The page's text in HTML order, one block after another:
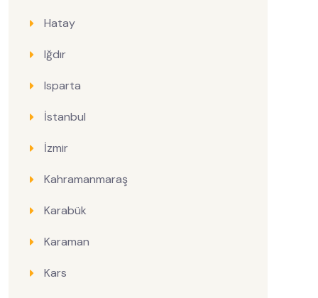
Hatay
Iğdır
Isparta
İstanbul
İzmir
Kahramanmaraş
Karabük
Karaman
Kars